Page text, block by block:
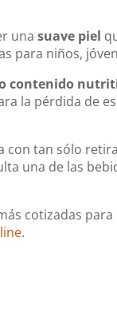
una suave piel
para niños,
contenido
la pérdida de
con tan sólo
una de las
cotizadas
.